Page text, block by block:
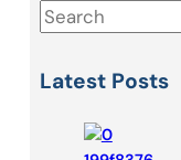
S
aLatest Posts